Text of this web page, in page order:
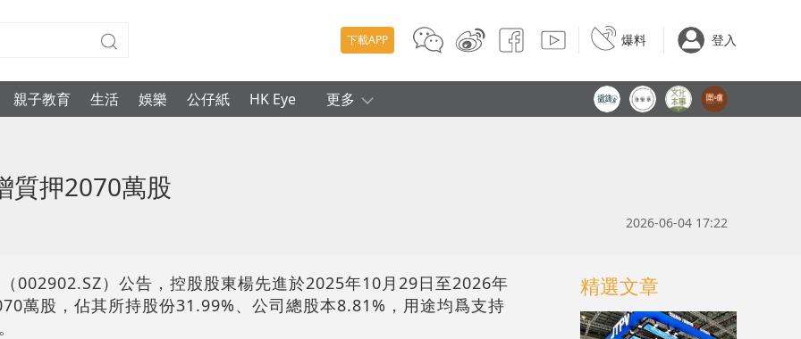
下載APP 爆料 登入
親子教育 生活 娛樂 公仔紙 HK Eye 更多
質押2070萬股
2026-06-04 17:22
002902.SZ）公告，控股股東楊先進於2025年10月29日至2026年
萬股，佔其所持股份31.99%、公司總股本8.81%，用途均爲支持
精選文章